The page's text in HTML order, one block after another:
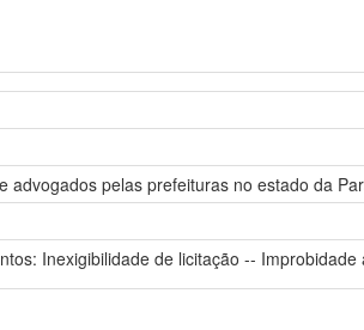
advogados pelas prefeituras no estado da
Inexigibilidade de licitação --